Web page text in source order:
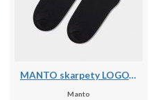
MANTO skarpety LOGOTYPE 25 czarne
Manto